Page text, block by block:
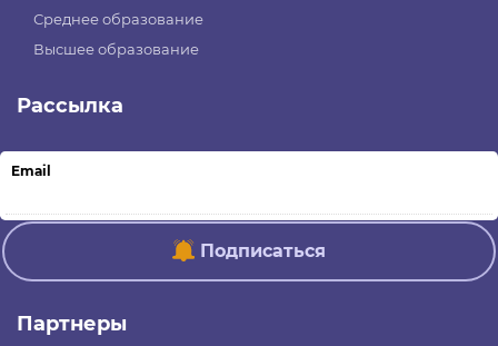
Среднее образование
Высшее образование
Рассылка
Email
Подписаться
Партнеры